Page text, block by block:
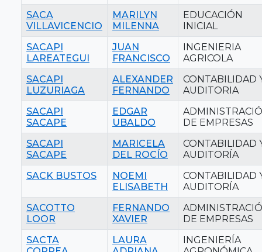
SACA
VILLAVICENCIO
MARILYN
MILENNA
EDUCACIÓN
INICIAL
SACAPI
LAREATEGUI
JUAN
FRANCISCO
INGENIERIA
AGRICOLA
SACAPI
LUZURIAGA
ALEXANDER
FERNANDO
CONTABILIDAD
AUDITORIA
SACAPI
SACAPE
EDGAR
UBALDO
DE EMPRESAS
SACAPI
SACAPE
MARICELA
DEL ROCÍO
CONTABILIDAD
AUDITORÍA
SACK BUSTOS
NOEMI
ELISABETH
CONTABILIDAD
AUDITORÍA
SACOTTO
LOOR
FERNANDO
XAVIER
DE EMPRESAS
SACTA
LAURA
INGENIERÍA